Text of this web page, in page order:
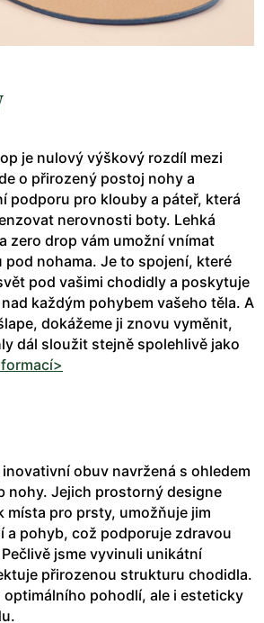
je nulový výškový rozdíl mezi
o přirozený postoj nohy a
podporu pro klouby a páteř, která
nerovnosti boty. Lehká
zero drop vám umožní vnímat
pod nohama. Je to spojení, které
pod vašimi chodidly a poskytuje
každým pohybem vašeho těla. A
dokážeme ji znovu vyměnit,
dál sloužit stejně spolehlivě jako
obuv navržená s ohledem
nohy. Jejich prostorný designe
místa pro prsty, umožňuje jim
a pohyb, což podporuje zdravou
jsme vyvinuli unikátní
přirozenou strukturu chodidla.
optimálního pohodlí, ale i esteticky